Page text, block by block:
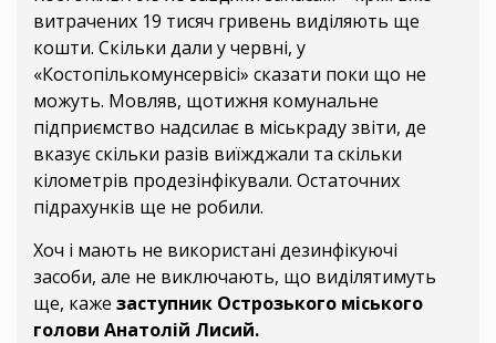
витрачених 19 тисяч гривень виділяють ще
кошти. Скільки дали у червні, у
«Костопількомунсервісі» сказати поки що не
можуть. Мовляв, щотижня комунальне
підприємство надсилає в міськраду звіти, де
вказує скільки разів виїжджали та скільки
кілометрів продезінфікували. Остаточних
підрахунків ще не робили.
Хоч і мають не використані дезинфікуючі
засоби, але не виключають, що виділятимуть
ще, каже заступник Острозького міського
голови Анатолій Лисий.